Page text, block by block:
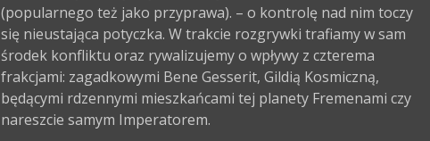
(popularnego też jako przyprawa). – o kontrolę nad nim toczy
się nieustająca potyczka. W trakcie rozgrywki trafiamy w sam
środek konfliktu oraz rywalizujemy o wpływy z czterema
frakcjami: zagadkowymi Bene Gesserit, Gildią Kosmiczną,
będącymi rdzennymi mieszkańcami tej planety Fremenami czy
nareszcie samym Imperatorem.